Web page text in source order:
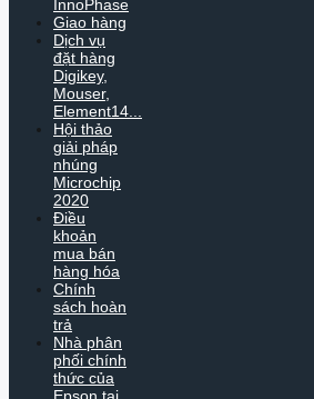
InnoPhase
Giao hàng
Dịch vụ
đặt hàng
Digikey,
Mouser,
Element14...
Hội thảo
giải pháp
nhúng
Microchip
2020
Điều
khoản
mua bán
hàng hóa
Chính
sách hoàn
trả
Nhà phân
phối chính
thức của
Epson tại